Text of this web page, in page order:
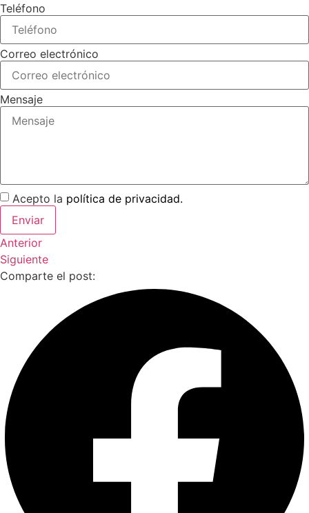
Teléfono
Correo electrónico
Mensaje
Acepto la política de privacidad.
Enviar
Anterior
Siguiente
Comparte el post: